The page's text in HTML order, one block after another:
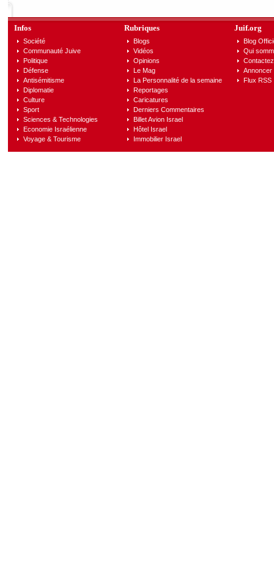
Infos
Société
Communauté Juive
Politique
Défense
Antisémitisme
Diplomatie
Culture
Sport
Sciences & Technologies
Economie Israélienne
Voyage & Tourisme
Rubriques
Blogs
Vidéos
Opinions
Le Mag
La Personnalité de la semaine
Reportages
Caricatures
Derniers Commentaires
Billet Avion Israel
Hôtel Israel
Immobilier Israel
Juif.org
Blog
Qui
Annoncer
Flux RSS